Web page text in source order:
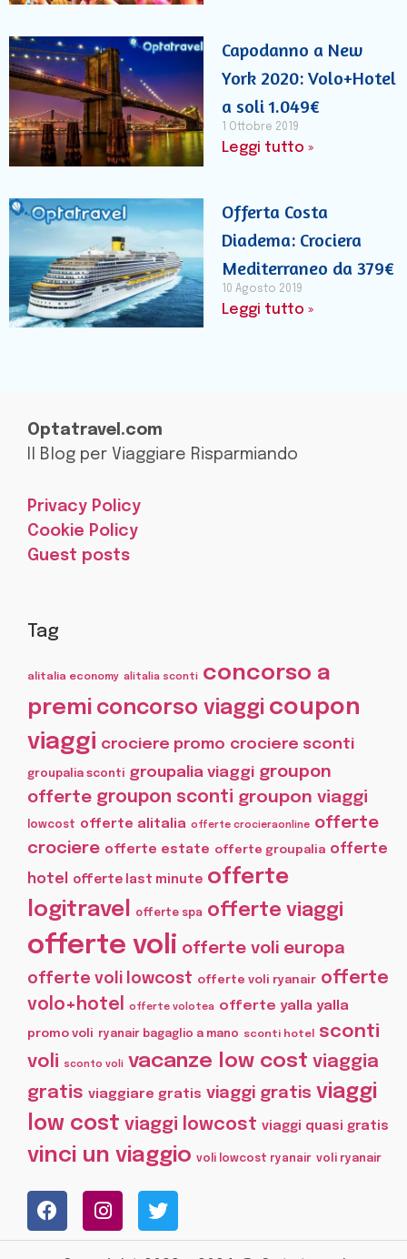
Capodanno a New
York 2020: Volo+Hotel
a soli 1.049€
1 Ottobre 2019
Leggi tutto »
Offerta Costa
Diadema: Crociera
Mediterraneo da 379€
10 Agosto 2019
Leggi tutto »
Optatravel.com
Il Blog per Viaggiare Risparmiando
Privacy Policy
Cookie Policy
Guest posts
Tag
alitalia economy alitalia sconti concorso a
premi concorso viaggi coupon
viaggi crociere promo crociere sconti
groupalia sconti groupalia viaggi groupon
offerte groupon sconti groupon viaggi
lowcost offerte alitalia offerte crocieraonline offerte
crociere offerte estate offerte groupalia offerte
hotel
offerte last minute offerte
logitravel offerte spa offerte viaggi
offerte voli offerte voli europa
offerte voli lowcost offerte voli ryanair offerte
volo+hotel offerte volotea offerte yalla yalla
promo voli ryanair bagaglio a mano sconti hotel
sconti
voli
sconto voli vacanze low cost viaggia
gratis viaggiare gratis viaggi gratis viaggi
low cost viaggi lowcost viaggi quasi gratis
vinci un viaggio voli lowcost ryanair voli ryanair